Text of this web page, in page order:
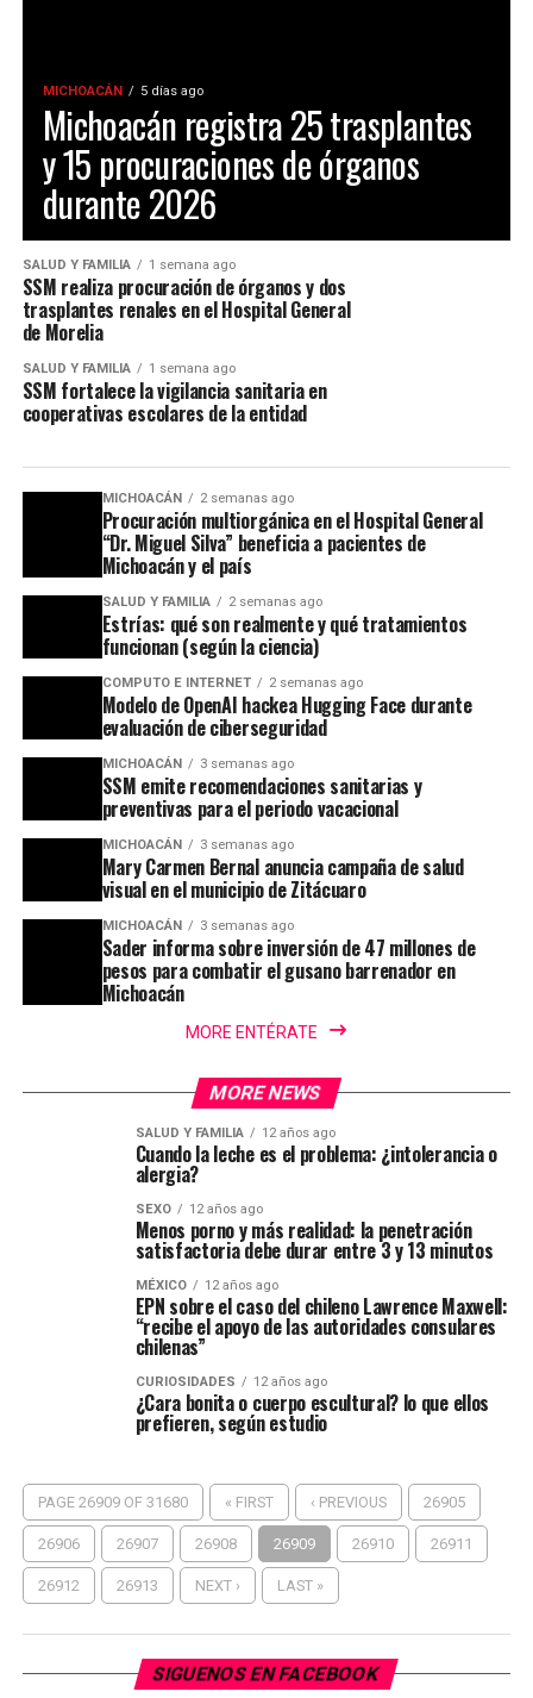
MICHOACÁN 5 días ago
Michoacán registra 25 trasplantes
y 15 procuraciones de órganos
durante 2026
SALUD Y FAMILIA 1 semana ago
SSM realiza procuración de órganos y dos
trasplantes renales en el Hospital General
de Morelia
SALUD Y FAMILIA 1 semana ago
SSM fortalece la vigilancia sanitaria en
cooperativas escolares de la entidad
MICHOACÁN 2 semanas ago
Procuración multiorgánica en el Hospital General
“Dr. Miguel Silva” beneficia a pacientes de
Michoacán y el país
SALUD Y FAMILIA 2 semanas ago
Estrías: qué son realmente y qué tratamientos
funcionan (según la ciencia)
COMPUTO E INTERNET 2 semanas ago
Modelo de OpenAI hackea Hugging Face durante
evaluación de ciberseguridad
MICHOACÁN 3 semanas ago
SSM emite recomendaciones sanitarias y
preventivas para el periodo vacacional
MICHOACÁN 3 semanas ago
Mary Carmen Bernal anuncia campaña de salud
visual en el municipio de Zitácuaro
MICHOACÁN 3 semanas ago
Sader informa sobre inversión de 47 millones de
pesos para combatir el gusano barrenador en
Michoacán
MORE ENTÉRATE
MORE NEWS
SALUD Y FAMILIA 12 años ago
Cuando la leche es el problema: ¿intolerancia o
alergia?
SEXO 12 años ago
Menos porno y más realidad: la penetración
satisfactoria debe durar entre 3 y 13 minutos
MÉXICO 12 años ago
EPN sobre el caso del chileno Lawrence Maxwell:
“recibe el apoyo de las autoridades consulares
chilenas”
CURIOSIDADES 12 años ago
¿Cara bonita o cuerpo escultural? lo que ellos
prefieren, según estudio
PAGE 26909 OF 31680 « FIRST ‹ PREVIOUS 26905
26906 26907 26908 26909 26910 26911
26912 26913 NEXT › LAST »
SIGUENOS EN FACEBOOK